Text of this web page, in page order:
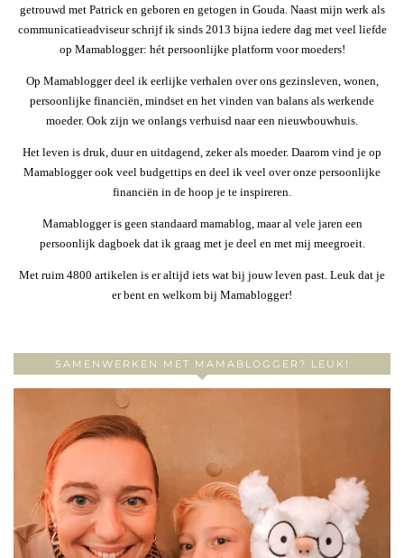
getrouwd met Patrick en geboren en getogen in Gouda. Naast mijn werk als
communicatieadviseur schrijf ik sinds 2013 bijna iedere dag met veel liefde
op Mamablogger: hét persoonlijke platform voor moeders!
Op Mamablogger deel ik eerlijke verhalen over ons gezinsleven, wonen,
persoonlijke financiën, mindset en het vinden van balans als werkende
moeder. Ook zijn we onlangs verhuisd naar een nieuwbouwhuis.
Het leven is druk, duur en uitdagend, zeker als moeder. Daarom vind je op
Mamablogger ook veel budgettips en deel ik veel over onze persoonlijke
financiën in de hoop je te inspireren.
Mamablogger is geen standaard mamablog, maar al vele jaren een
persoonlijk dagboek dat ik graag met je deel en met mij meegroeit.
Met ruim 4800 artikelen is er altijd iets wat bij jouw leven past. Leuk dat je
er bent en welkom bij Mamablogger!
SAMENWERKEN MET MAMABLOGGER? LEUK!